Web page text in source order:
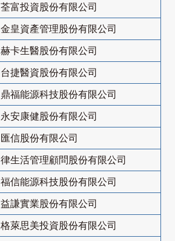
荃富投資股份有限公司
金皇資產管理股份有限公司
赫卡生醫股份有限公司
台捷醫資股份有限公司
鼎福能源科技股份有限公司
永安康健股份有限公司
匯信股份有限公司
律生活管理顧問股份有限公司
福信能源科技股份有限公司
益謙實業股份有限公司
格萊思美投資股份有限公司